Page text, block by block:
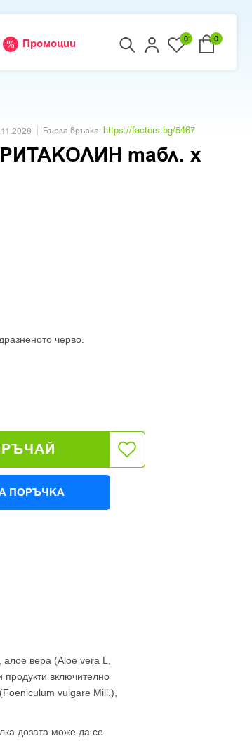
Промоции 0 0
Бърза връзка:https://factors.bg/5467
табл. х
черво.
ПОРЪЧКА
вера (Аloe vera L,
включително
vulgare Mill.),
дозата може да се